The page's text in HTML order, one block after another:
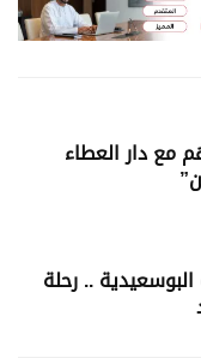
مع دار العطاء
.. رحلة